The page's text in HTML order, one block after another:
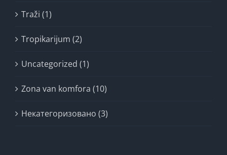
Traži (1)
Tropikarijum (2)
Uncategorized (1)
Zona van komfora (10)
Некатегоризовано (3)